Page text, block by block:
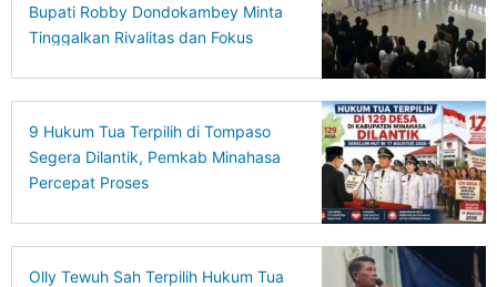
Bupati Robby Dondokambey Minta
Tinggalkan Rivalitas dan Fokus
9 Hukum Tua Terpilih di Tompaso
Segera Dilantik, Pemkab Minahasa
Percepat Proses
Olly Tewuh Sah Terpilih Hukum Tua